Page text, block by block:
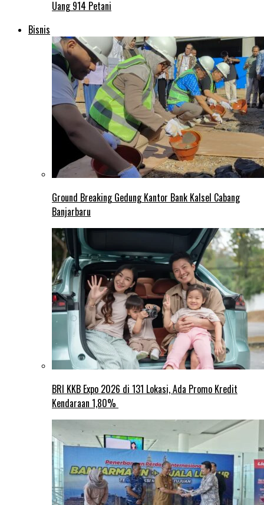
Uang 914 Petani
Bisnis
Ground Breaking Gedung Kantor Bank Kalsel Cabang
Banjarbaru
BRI KKB Expo 2026 di 131 Lokasi, Ada Promo Kredit
Kendaraan 1,80%